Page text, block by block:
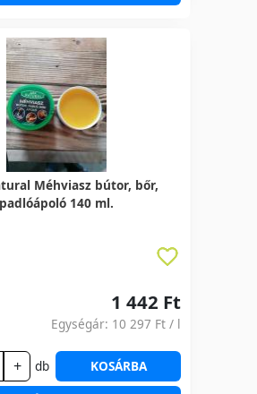
Méhviasz bútor, bőr,
padlóápoló 140 ml.
1 442 Ft
Egységár: 10 297 Ft / l
+ db KOSÁRBA